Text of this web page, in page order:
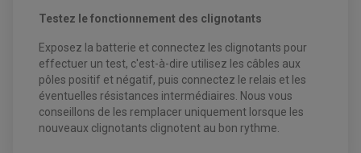
KIT STREET BIKE
LEVIER D'EMBRAYAGE
OPTIQUE TYPE ORIGINE
PÉDALE DE FREIN
REPOSE PIED TYPE ORIGINE
RETROVISEUR MOTO TYPE ORIGINE
SÉLECTEUR DE VITESSE
BULLE / PARE-BRISE
RÉTROVISEUR TYPE ORIGINE
PIÈCE MOTEUR
GALET DE VARIATEUR
COURROIE
VARIATEUR SCOOTER
POMPE A ESSENCE
Testez le fonctionnement des clignotants
Exposez la batterie et connectez les clignotants pour
effectuer un test, c'est-à-dire utilisez les câbles aux
pôles positif et négatif, puis connectez le relais et les
éventuelles résistances intermédiaires. Nous vous
conseillons de les remplacer uniquement lorsque les
nouveaux clignotants clignotent au bon rythme.